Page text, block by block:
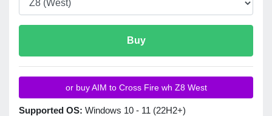
Buy
or buy AIM to Cross Fire wh Z8 West
Supported OS: Windows 10 - 11 (22H2+)